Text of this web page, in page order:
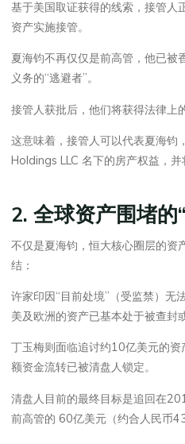
基于美国取证获得的线索，接管人
资产实施接管。
夏海钧不再仅仅是前高管，他已被
义务的“逃避者”。
接管人获批后，他们将获得法律上
这意味着，接管人可以代表夏海
Holdings LLC 名下的房产权益，并
2. 全球资产围堵的
不仅是夏海钧，恒大核心圈层的资
结：
许家印因“目前处境”（受监禁）无
美及欧洲的资产已基本处于被查封
丁玉梅则面临追讨约10亿美元的
额资金流转已被清盘人锁定。
清盘人目前的最终目标是追回在
前高管的 60亿美元（约合人民币